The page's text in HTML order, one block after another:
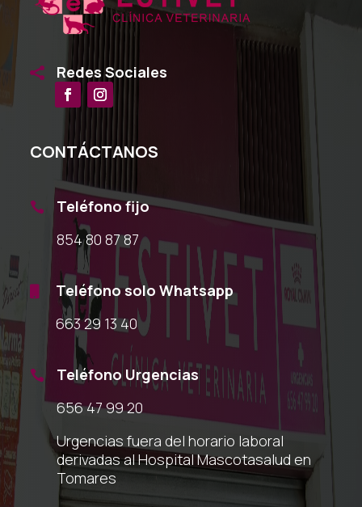
 Redes Sociales
CONTÁCTANOS

Teléfono fijo
854 80 87 87
Teléfono solo Whatsapp
663 29 13 40

Teléfono Urgencias
656 47 99 20
Urgencias fuera del horario laboral
derivadas al Hospital Mascotasalud en
Tomares